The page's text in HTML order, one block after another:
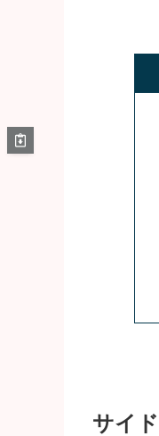
サイ